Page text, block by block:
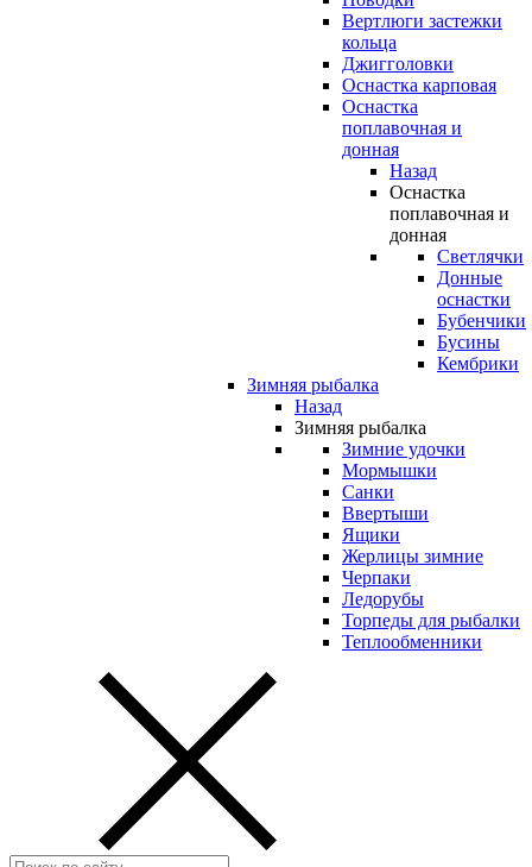
Вертлюги застежки
кольца
Джигголовки
Оснастка карповая
Оснастка
поплавочная и
донная
Назад
Оснастка
поплавочная и
донная
Светлячки
Донные
оснастки
Бубенчики
Бусины
Кембрики
Зимняя рыбалка
Назад
Зимняя рыбалка
Зимние удочки
Мормышки
Санки
Ввертыши
Ящики
Жерлицы зимние
Черпаки
Ледорубы
Торпеды для рыбалки
Теплообменники